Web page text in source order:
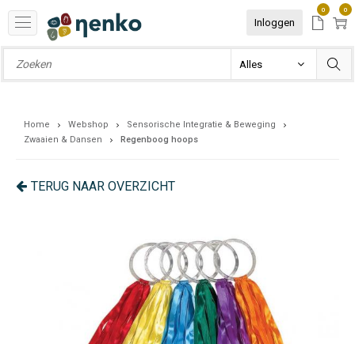
Inloggen
0 0
Home Webshop
Sensorische Integratie & Beweging
Zwaaien & Dansen
Regenboog hoops
TERUG NAAR OVERZICHT